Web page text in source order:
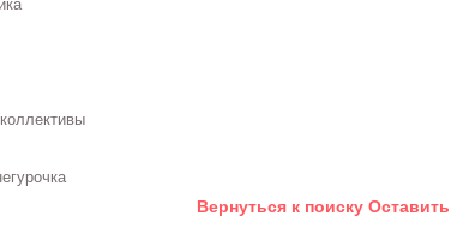
Вернуться к поиску